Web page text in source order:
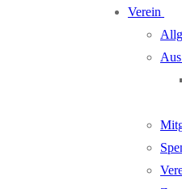
Verein